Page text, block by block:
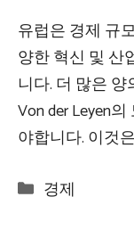
유럽은 경제 규
양한 혁신 및 산
니다. 더 많은
Von der Leyen
야합니다. 이것
Categories
경제